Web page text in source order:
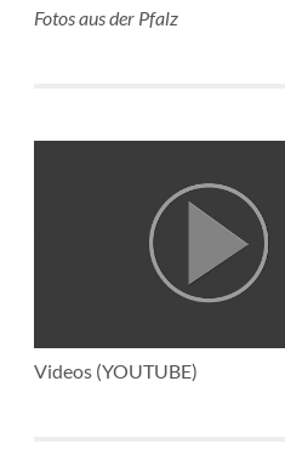
Fotos aus der Pfalz
Videos (YOUTUBE)